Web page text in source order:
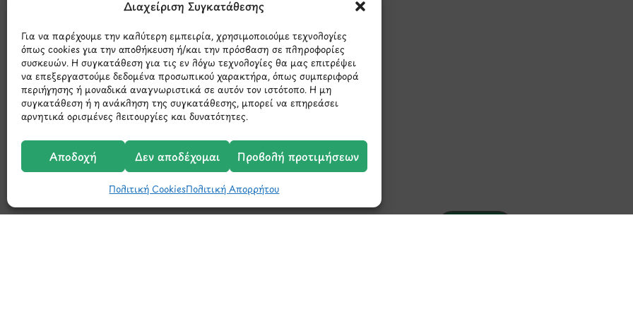
Διαχείριση Συγκατάθεσης
Για να παρέχουμε την καλύτερη εμπειρία, χρησιμοποιούμε τεχνολογίες
όπως cookies για την αποθήκευση ή/και την πρόσβαση σε πληροφορίες
συσκευών. Η συγκατάθεση για τις εν λόγω τεχνολογίες θα μας επιτρέψει
να επεξεργαστούμε δεδομένα προσωπικού χαρακτήρα, όπως συμπεριφορά
περιήγησης ή μοναδικά αναγνωριστικά σε αυτόν τον ιστότοπο. Η μη
συγκατάθεση ή η ανάκληση της συγκατάθεσης, μπορεί να επηρεάσει
αρνητικά ορισμένες λειτουργίες και δυνατότητες.
Αποδοχή Δεν αποδέχομαι Προβολή προτιμήσεων
Πολιτική CookiesΠολιτική Απορρήτου
Έχω διαβάσει και συμφωνώ με την